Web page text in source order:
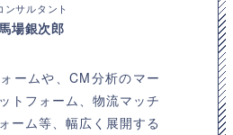
ンサルタント
場銀次郎
ームや、CM分析のマー
トフォーム、物流マッチ
ーム等、幅広く展開する